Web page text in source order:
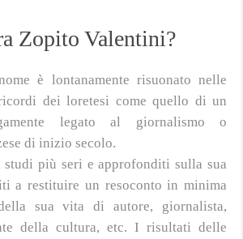
Zopito Valentini?
è lontanamente risuonato nelle
dei loretesi come quello di un
legato al giornalismo o
di inizio secolo.
studi più seri e approfonditi sulla sua
a restituire un resoconto in minima
sua vita di autore, giornalista,
della cultura, etc. I risultati delle